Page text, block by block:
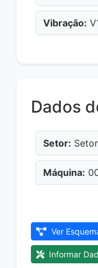
Vibração:
Dados
Setor:
Máquina:
Ver
Informar